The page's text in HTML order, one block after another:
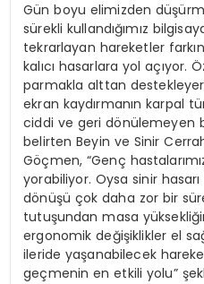
Gün boyu elimizden
sürekli kullandığımız
tekrarlayan hareketler
kalıcı hasarlara yol açıyor.
parmakla alttan
ekran kaydırmanın karpal
ciddi ve geri dönülemeyen
belirten Beyin ve Sinir
Göçmen, “Genç
yorabiliyor. Oysa sinir
dönüşü çok daha zor bir
tutuşundan masa
ergonomik değişiklikler el
ileride yaşanabilecek
geçmenin en etkili yolu”